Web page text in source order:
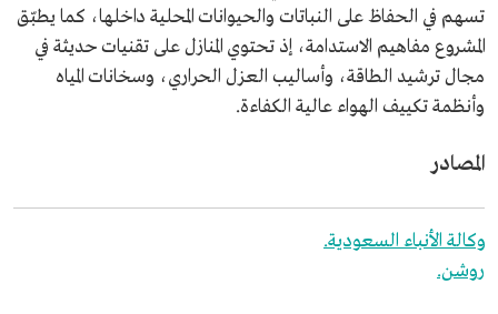
تسهم في الحفاظ على النباتات والحيوانات المحلية داخلها، كما يطبّق
المشروع مفاهيم الاستدامة، إذ تحتوي المنازل على تقنيات حديثة في
مجال ترشيد الطاقة، وأساليب العزل الحراري، وسخانات المياه
وأنظمة تكييف الهواء عالية الكفاءة.
المصادر
وكالة الأنباء السعودية.
روشن.